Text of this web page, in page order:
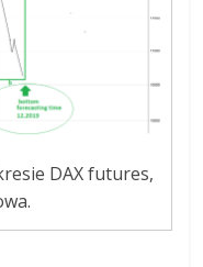
DAX futures,